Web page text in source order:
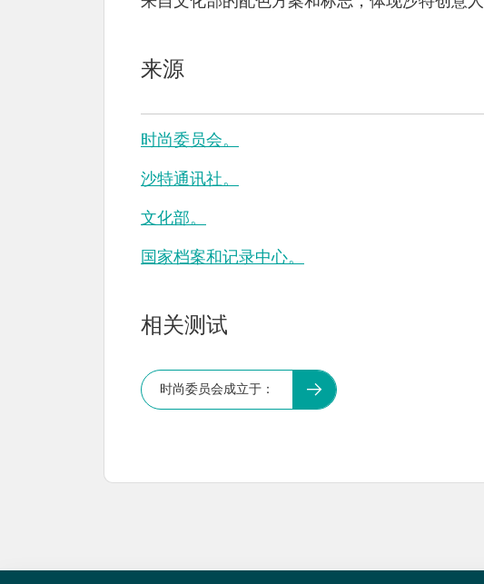
来源
时尚委员会。
沙特通讯社。
文化部。
国家档案和记录中心。
相关测试
时尚委员会成立于：